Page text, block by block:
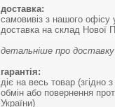
доставка:
самовивіз з нашого офісу
доставка на склад Нової
детальніше про
гарантія:
діє на весь товар (згідно
обмін або повернення
України)